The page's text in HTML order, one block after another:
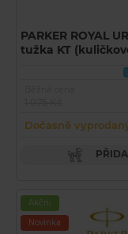
PARKER ROYAL
tužka KT
Dočasně
Akční
Novinka